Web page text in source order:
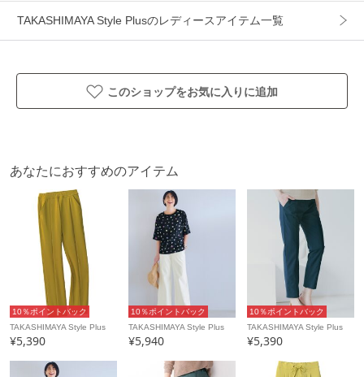
【グレー(格子柄)・チャコール(格子柄)】ポリエス
可
TAKASHIMAYA Style Plusのレディースアイテム一覧
このショップをお気に入りに追加
あなたにおすすめのアイテム
10％ポイントバック
TAKASHIMAYA Style Plus
¥5,390
10％ポイントバック
TAKASHIMAYA Style Plus
¥5,940
10％ポイントバック
TAKASHIMAYA Style Plus
¥5,390